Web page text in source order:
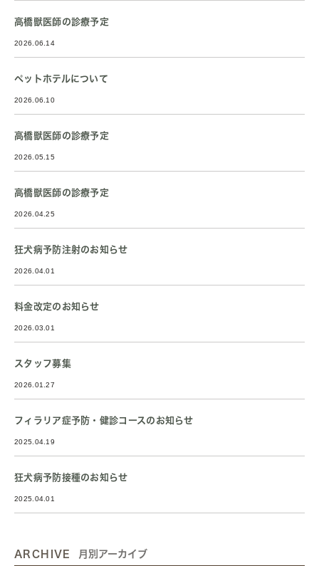
高橋獣医師の診療予定
2026.06.14
ペットホテルについて
2026.06.10
高橋獣医師の診療予定
2026.05.15
高橋獣医師の診療予定
2026.04.25
狂犬病予防注射のお知らせ
2026.04.01
料金改定のお知らせ
2026.03.01
スタッフ募集
2026.01.27
フィラリア症予防・健診コースのお知らせ
2025.04.19
狂犬病予防接種のお知らせ
2025.04.01
ARCHIVE 月別アーカイブ